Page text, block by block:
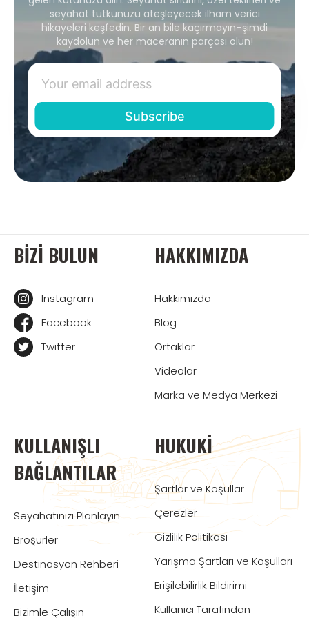
seyahat tutkunuzu ateşleyecek ilham verici
hikayeleri keşfedin. Bir an bile kaçırmayın–şimdi
kaydolun ve her maceranın parçası olun!
BIZI BULUN
Instagram
Facebook
Twitter
HAKKIMIZDA
Hakkımızda
Blog
Ortaklar
Videolar
Marka ve Medya Merkezi
KULLANIŞLI
BAĞLANTILAR
Seyahatinizi Planlayın
Broşürler
Destinasyon Rehberi
İletişim
Bizimle Çalışın
HUKUKI
Şartlar ve Koşullar
Çerezler
Gizlilik Politikası
Yarışma Şartları ve Koşulları
Erişilebilirlik Bildirimi
Kullanıcı Tarafından